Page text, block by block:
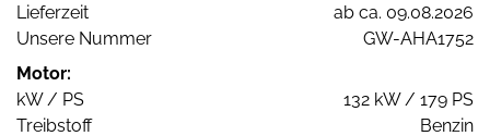
Lieferzeit
ab ca. 09.08.2026
Unsere Nummer
GW-AHA1752
Motor:
kW / PS
132 kW / 179 PS
Treibstoff
Benzin